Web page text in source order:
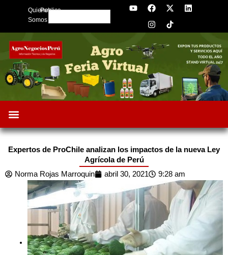
Quienes
Somos
Publica
Search
Y
o
b
e
F
a
c
e
o
o
k
X
-
t
w
t
L
i
d
n
I
n
s
t
g
r
a
Expertos de ProChile analizan los impactos de la nueva Ley
Agrícola de Perú
Norma Rojas Marroquin
abril 30, 2021 9:28 am